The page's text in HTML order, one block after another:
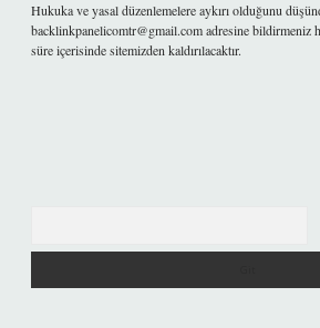
Hukuka ve yasal düzenlemelere aykırı olduğunu
backlinkpanelicomtr@gmail.comadresine bildirmeniz
süre içerisinde sitemizden kaldırılacaktır.